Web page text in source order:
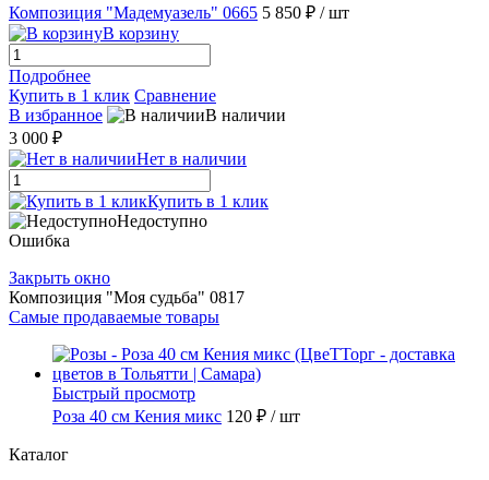
Композиция "Мадемуазель" 0665 5 850 ₽ / шт
В корзину
Подробнее
Купить в 1 клик Сравнение
В избранное
В наличии
3 000 ₽
Нет в наличии
Купить в 1 клик
Недоступно
Ошибка
Закрыть окно
Композиция "Моя судьба" 0817
Самые продаваемые товары
Быстрый просмотр
Роза 40 см Кения микс 120 ₽ / шт
Каталог